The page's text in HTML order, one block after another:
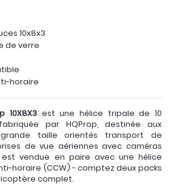
10x8x3
de verre
horaire
10X8X3 est une hélice tripale de 10
par HQProp, destinée aux
taille orientés transport de
de vue aériennes avec caméras
est vendue en paire avec une hélice
horaire (CCW) - comptez deux packs
complet.